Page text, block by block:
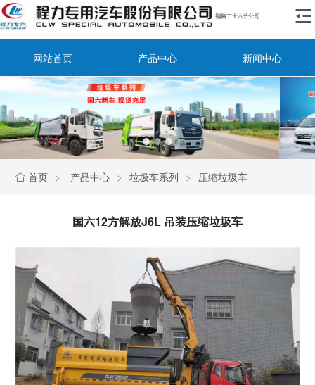

网站首页 产品中心 新闻中心
 首页 > 产品中心 > 垃圾车系列 > 压缩垃圾车
国六12方解放J6L 吊装压缩垃圾车